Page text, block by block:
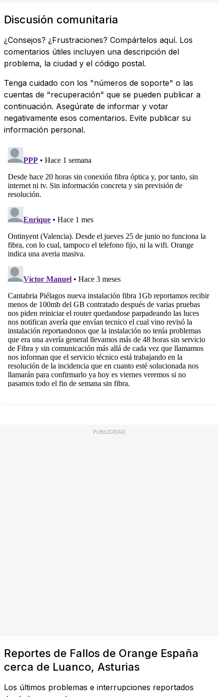
Discusión comunitaria
¿Consejos? ¿Frustraciones? Compártelos aquí. Los
comentarios útiles incluyen una descripción del
problema, la ciudad y el código postal.
Tenga cuidado con los "números de soporte" o las
cuentas de "recuperación" que se pueden publicar a
continuación. Asegúrate de informar y votar
negativamente esos comentarios. Evite publicar su
información personal.
PUBLICIDAD
Reportes de Fallos de Orange España
cerca de Luanco, Asturias
Los últimos problemas e interrupciones reportados